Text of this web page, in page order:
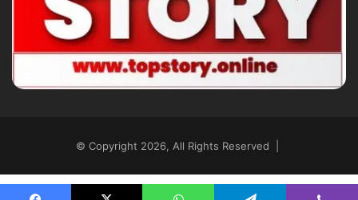
© Copyright 2026, All Rights Reserved |